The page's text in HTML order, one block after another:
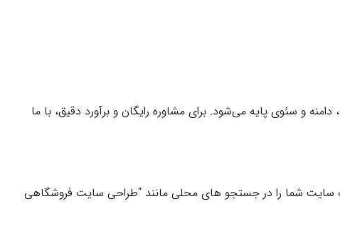
و سئوی پایه می‌شود. برای مشاوره رایگان و برآورد دقیق، با ما
سایت شما را در جستجو های محلی مانند “طراحی سایت فروشگاهی